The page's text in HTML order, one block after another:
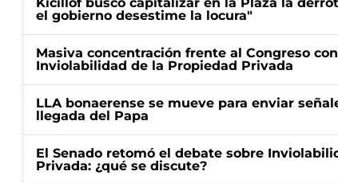
el gobierno desestime la locura"
Masiva concentración frente al Congreso
Inviolabilidad de la Propiedad Privada
LLA bonaerense se mueve para enviar
llegada del Papa
El Senado retomó el debate sobre
Privada: ¿qué se discute?